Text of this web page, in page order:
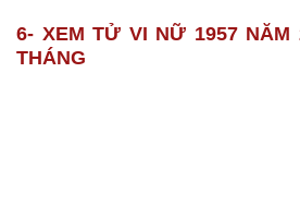
6- XEM TỬ VI NỮ 1957 NĂM
THÁNG